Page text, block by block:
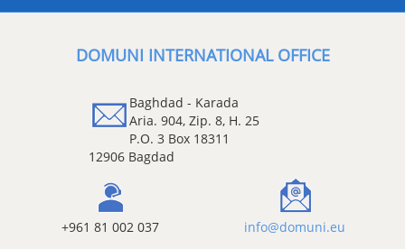
DOMUNI INTERNATIONAL
Baghdad - Karada
Aria. 904, Zip. 8, H. 25
P.O. 3 Box 18311
+961 81 002 037